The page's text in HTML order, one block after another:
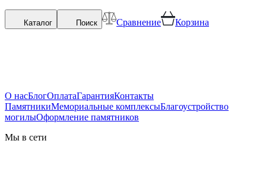
Каталог Поиск Сравнение Корзина
О насБлогОплатаГарантияКонтакты
ПамятникиМемориальные комплексыБлагоустройство
могилыОформление памятников
Мы в сети